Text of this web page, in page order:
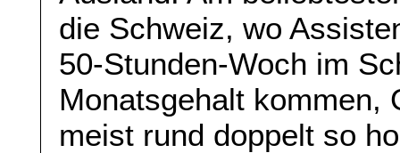
die Schweiz, wo
50-Stunden-Woch im
Monatsgehalt kommen,
meist rund doppelt so